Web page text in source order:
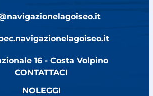
16 - Costa Volpino
CONTATTACI
NOLEGGI